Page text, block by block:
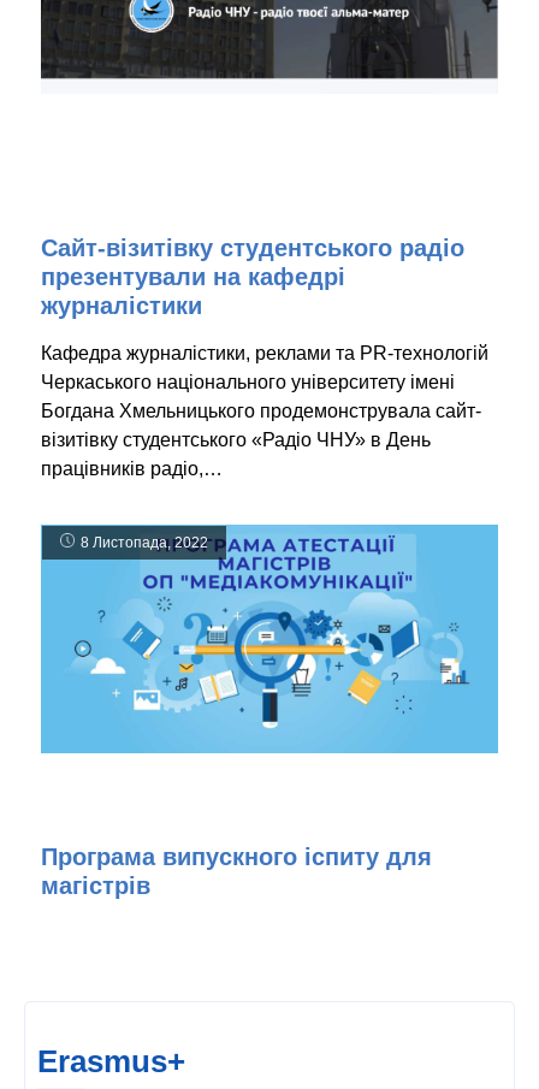
Сайт-візитівку студентського радіо
презентували на кафедрі
журналістики
Кафедра журналістики, реклами та PR-технологій
Черкаського національного університету імені
Богдана Хмельницького продемонструвала сайт-
візитівку студентського «Радіо ЧНУ» в День
працівників радіо,…
8 Листопада, 2022
Програма випускного іспиту для
магістрів
Erasmus+